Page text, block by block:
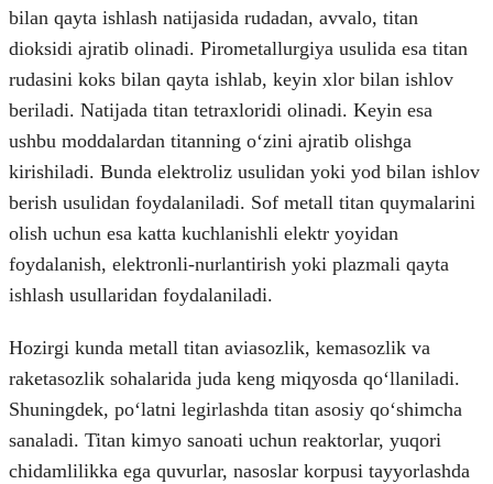
bilan qayta ishlash natijasida rudadan, avvalo, titan
dioksidi ajratib olinadi. Pirometallurgiya usulida esa titan
rudasini koks bilan qayta ishlab, keyin xlor bilan ishlov
beriladi. Natijada titan tetraxloridi olinadi. Keyin esa
ushbu moddalardan titanning oʻzini ajratib olishga
kirishiladi. Bunda elektroliz usulidan yoki yod bilan ishlov
berish usulidan foydalaniladi. Sof metall titan quymalarini
olish uchun esa katta kuchlanishli elektr yoyidan
foydalanish, elektronli-nurlantirish yoki plazmali qayta
ishlash usullaridan foydalaniladi.
Hozirgi kunda metall titan aviasozlik, kemasozlik va
raketasozlik sohalarida juda keng miqyosda qoʻllaniladi.
Shuningdek, poʻlatni legirlashda titan asosiy qoʻshimcha
sanaladi. Titan kimyo sanoati uchun reaktorlar, yuqori
chidamlilikka ega quvurlar, nasoslar korpusi tayyorlashda